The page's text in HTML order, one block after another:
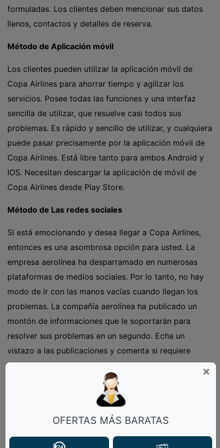
formuladas. Los clientes deben mencionar sus datos
llenos, contactos y detalles de reserva.
Método de Aplicación móvil
Los clientes pueden utilizar la aplicación móvil de
Copa Airlines para ahorrar tiempo y agilizar los
servicios. Posee todas las funciones y una interfaz
sencilla de utilizar, que resuelve casi todos sus
problemas. Es rápido y sencillo de utilizar, y cualquiera
puede pasar precisamente por la aplicación móvil de
Copa Airlines. Está libre tanto para ambos Android y
IOS. Necesitan descargar la aplicación de móvil de
Copa Airlines desde Play Store.
Método de Las redes sociales
Si está emocionando y desea llegar a Copa Airlines,
entonces es una asombrosa opción para usted. La
empresa aerolínea ha desparramado en numerosas
plataformas de medios sociales. Por lo tanto, no hay
modo de ir con las manos vacías cuando llegan los
problemas. La compañía aerolínea ha publicado un
montón de informaciones que le soportarán para
resolver sus problemas en un segundo. Echa un
vistazo a las publicaciones y comenta si requiere
respuestas más buenas. También pueden hacer sus
preguntas en mensajes directos.
¿Cómo puedo facturar con Copa Airlines?
Si ha creado la reserva con Copa Airlines, pueden
facturar su vuelo entre 24 horas y 1 hora antes de la
×
OFERTAS MÁS BARATAS